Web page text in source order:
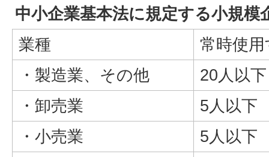
中小企業基本法に規定する小規模
業種
常時使
・製造業、その他
20人以下
・卸売業
5人以下
・小売業
5人以下